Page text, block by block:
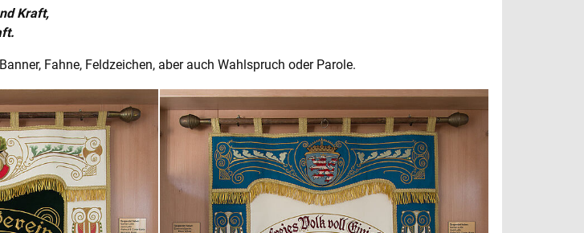
Kraft,
Fahne, Feldzeichen, aber auch Wahlspruch oder Parole.